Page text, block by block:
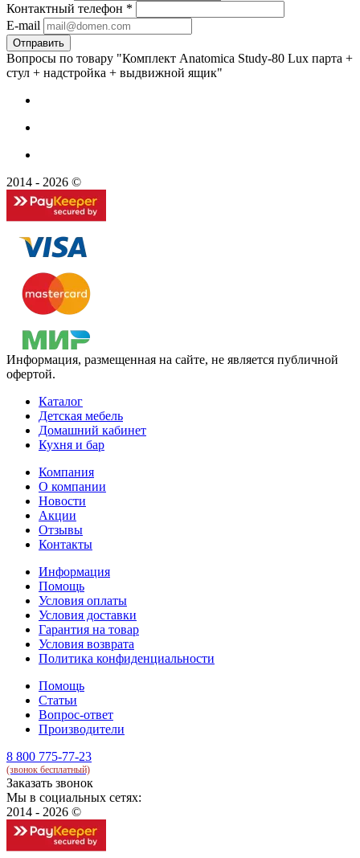
Контактный телефон *
E-mail
Вопросы по товару "Комплект Anatomica Study-80 Lux парта +
стул + надстройка + выдвижной ящик"
2014 - 2026 ©
Информация, размещенная на сайте, не является публичной
офертой.
Каталог
Детская мебель
Домашний кабинет
Кухня и бар
Компания
О компании
Новости
Акции
Отзывы
Контакты
Информация
Помощь
Условия оплаты
Условия доставки
Гарантия на товар
Условия возврата
Политика конфиденциальности
Помощь
Статьи
Вопрос-ответ
Производители
8 800 775-77-23
(звонок бесплатный)
Заказать звонок
Мы в социальных сетях:
2014 - 2026 ©